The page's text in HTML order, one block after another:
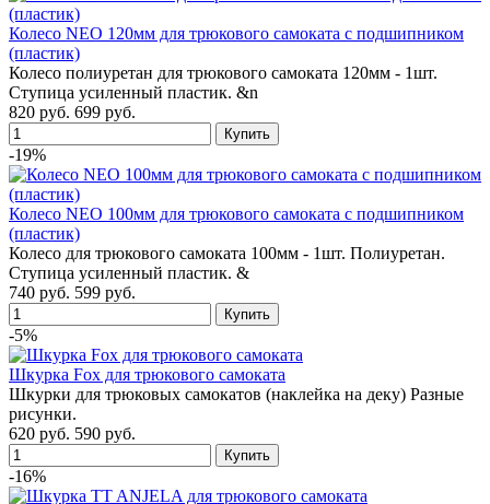
Колесо NEO 120мм для трюкового самоката с подшипником
(пластик)
Колесо полиуретан для трюкового самоката 120мм - 1шт.
Ступица усиленный пластик. &n
820 руб. 699 руб.
-19%
Колесо NEO 100мм для трюкового самоката с подшипником
(пластик)
Колесо для трюкового самоката 100мм - 1шт. Полиуретан.
Ступица усиленный пластик. &
740 руб. 599 руб.
-5%
Шкурка Fox для трюкового самоката
Шкурки для трюковых самокатов (наклейка на деку) Разные
рисунки.
620 руб. 590 руб.
-16%